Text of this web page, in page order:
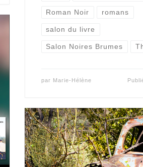
Roman Noir romans
salon du livre
Salon Noires Brumes
par Marie-Hélène